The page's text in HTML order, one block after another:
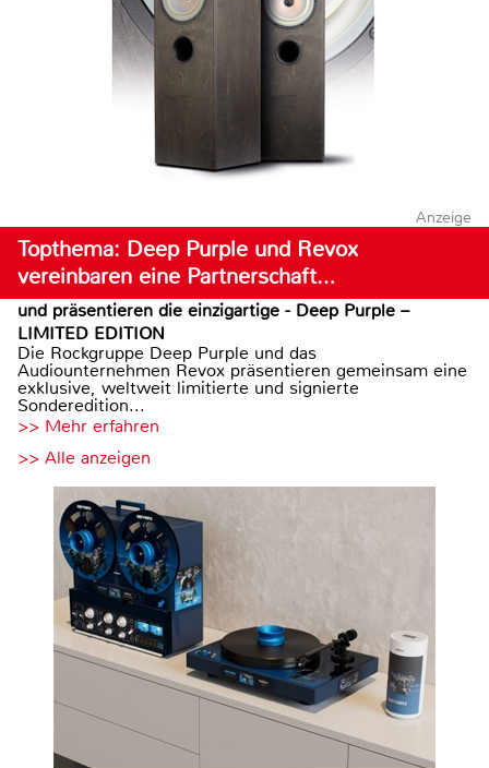
Anzeige
Topthema: Deep Purple und Revox
vereinbaren eine Partnerschaft…
und präsentieren die einzigartige - Deep Purple –
LIMITED EDITION
Die Rockgruppe Deep Purple und das
Audiounternehmen Revox präsentieren gemeinsam eine
exklusive, weltweit limitierte und signierte
Sonderedition...
>> Mehr erfahren
>> Alle anzeigen